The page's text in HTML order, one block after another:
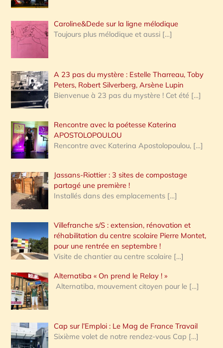
Caroline&Dede sur la ligne mélodique
Toujours plus mélodique et aussi […]
A 23 pas du mystère : Estelle Tharreau, Toby
Peters, Robert Silverberg, Arsène Lupin
Bienvenue à 23 pas du mystère ! Cet été […]
Rencontre avec la poétesse Katerina
APOSTOLOPOULOU
Rencontre avec Katerina Apostolopoulou, […]
Jassans-Riottier : 3 sites de compostage
partagé une première !
Installés dans des emplacements […]
Villefranche s/S : extension, rénovation et
réhabilitation du centre scolaire Pierre Montet,
pour une rentrée en septembre !
Visite de chantier au centre scolaire […]
Alternatiba « On prend le Relay ! »
Alternatiba, mouvement citoyen pour le […]
Cap sur l’Emploi : Le Mag de France Travail
Sixième volet de notre rendez-vous Cap […]